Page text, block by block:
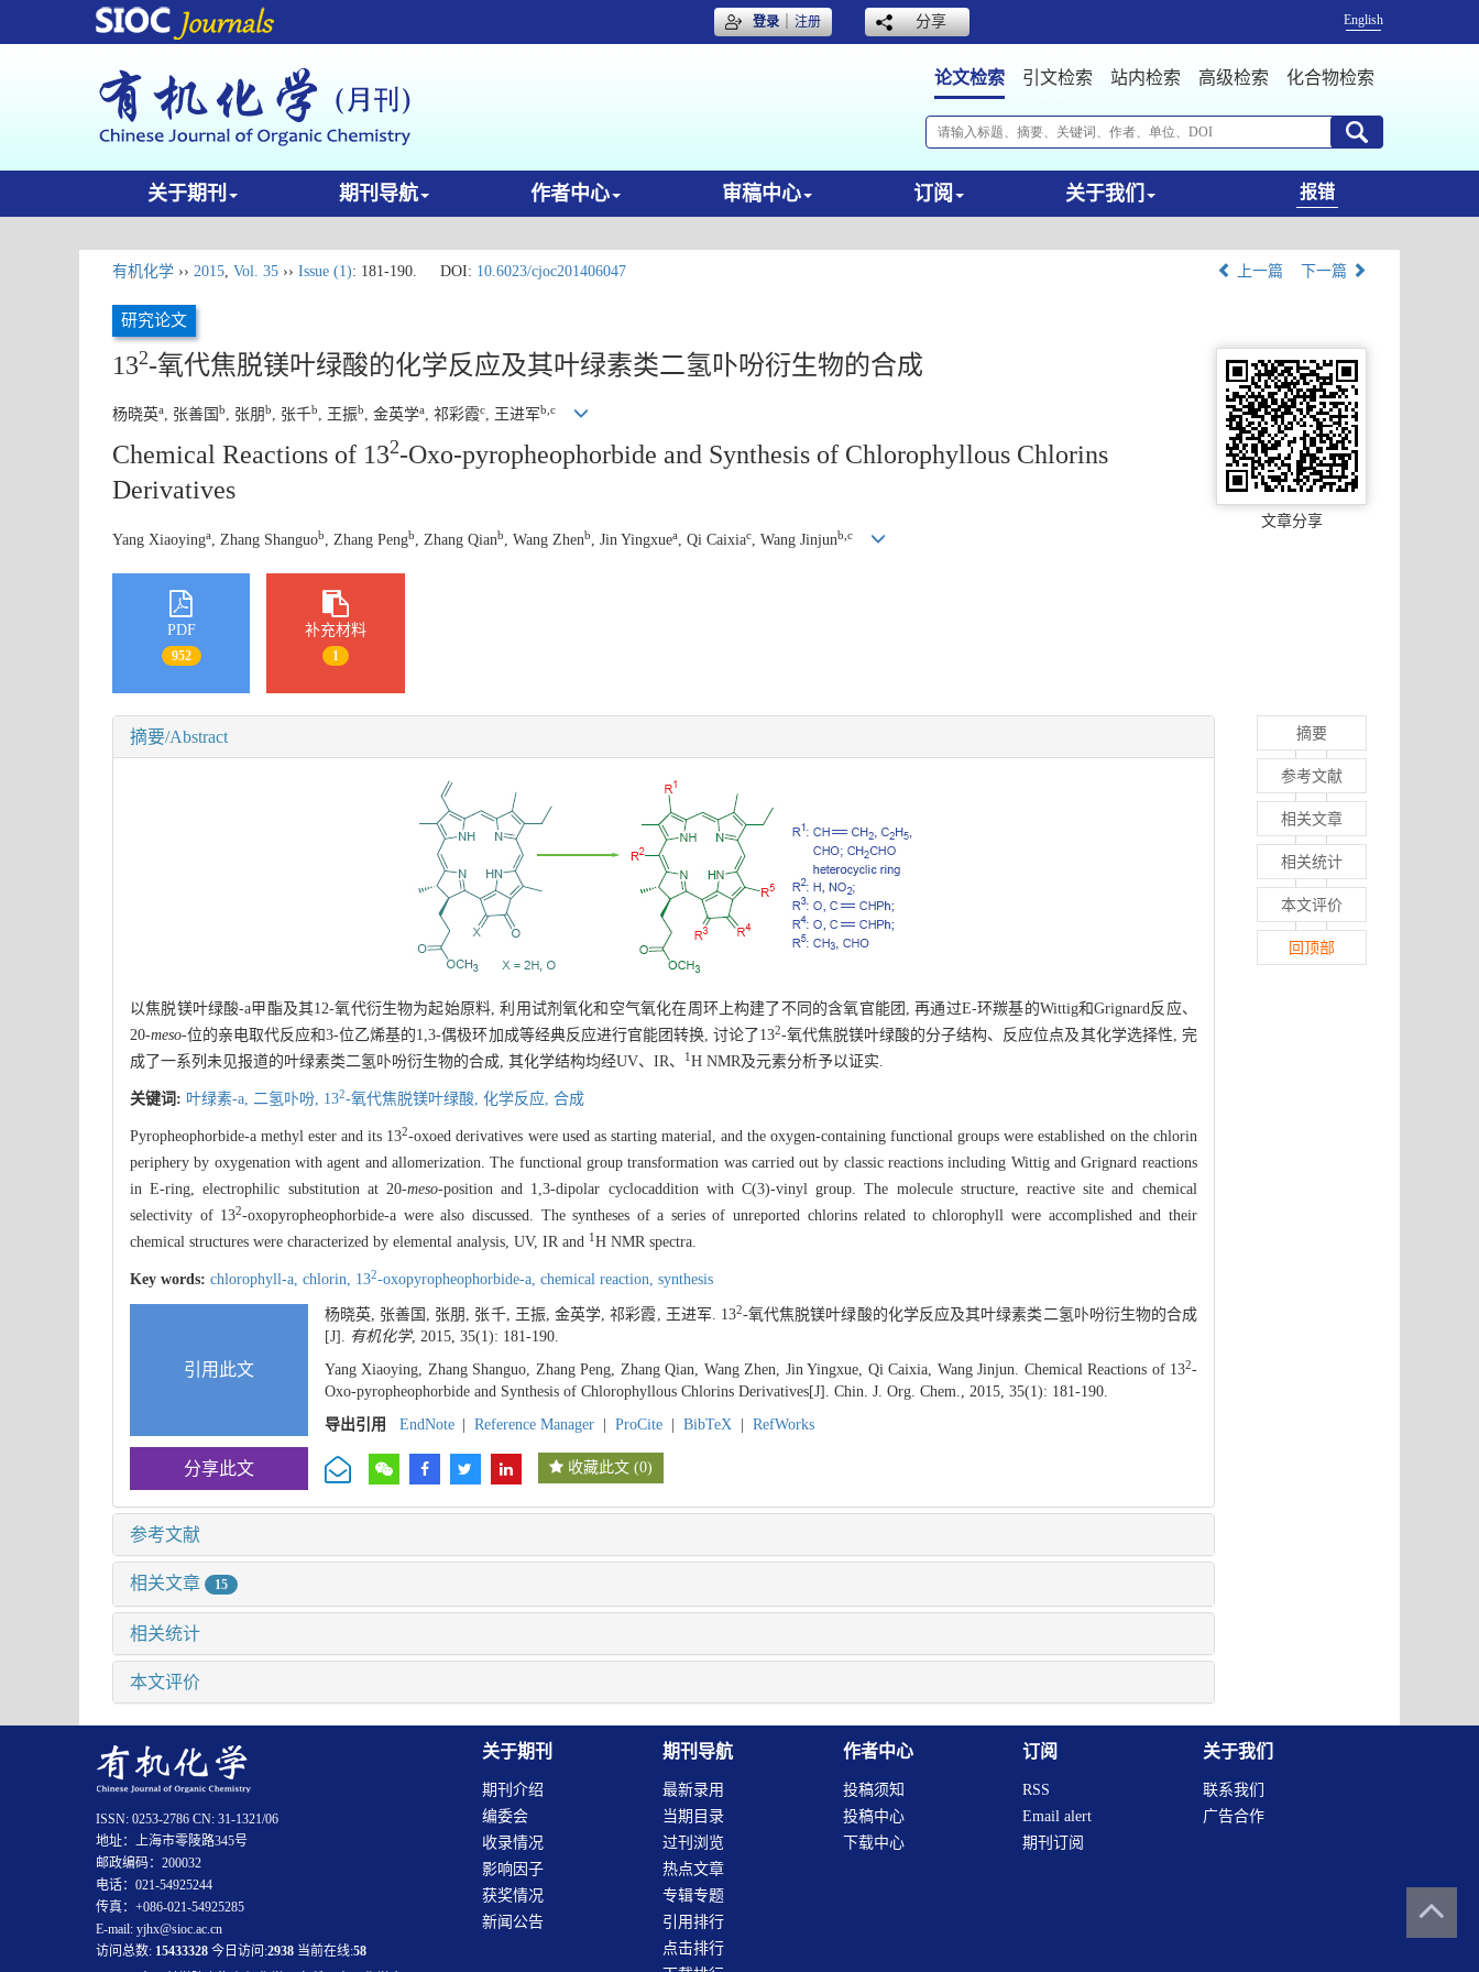
登录｜注册 分享 English
论文检索 引文检索 站内检索 高级检索 化合物检索
关于期刊 期刊导航 作者中心 审稿中心 订阅 关于我们 报错
有机化学 ›› 2015, Vol. 35 ›› Issue (1): 181-190. DOI: 10.6023/cjoc201406047 上一篇 下一篇
研究论文
132-氧代焦脱镁叶绿酸的化学反应及其叶绿素类二氢卟吩衍生物的合成
杨晓英a, 张善国 b, 张朋b, 张千b, 王振b, 金英学a, 祁彩霞c, 王进军b,c
Chemical Reactions of 132-Oxo-pyropheophorbide and Synthesis of Chlorophyllous Chlorins
Derivatives
Yang Xiaoyinga , Zhang Shanguob , Zhang Pengb , Zhang Qianb , Wang Zhenb , Jin Yingxuea , Qi Caixiac , Wang Jinjunb,c
文章分享
PDF
952
补充材料
1
摘要/Abstract
以焦脱镁叶绿酸-a甲酯及其12-氧代衍生物为起始原料, 利用试剂氧化和空气氧化在周环上构建了不同的含氧官能团, 再通过E-环羰基的Wittig和Grignard反应、
20-meso-位的亲电取代反应和3-位乙烯基的1,3-偶极环加成等经典反应进行官能团转换, 讨论了132-氧代焦脱镁叶绿酸的分子结构、反应位点及其化学选择性, 完
成了一系列未见报道的叶绿素类二氢卟吩衍生物的合成, 其化学结构均经UV、IR、
1 H NMR及元素分析予以证实.
关键词: 叶绿素-a, 二氢卟吩, 132-氧代焦脱镁叶绿酸, 化学反应, 合成
Pyropheophorbide-a methyl ester and its 132-oxoed derivatives were used as starting material, and the oxygen-containing functional groups were established on the chlorin
periphery by oxygenation with agent and allomerization. The functional group transformation was carried out by classic reactions including Wittig and Grignard reactions
in E-ring, electrophilic substitution at 20-meso-position and 1,3-dipolar cyclocaddition with C(3)-vinyl group. The molecule structure, reactive site and chemical
selectivity of 132-oxopyropheophorbide-a were also discussed. The syntheses of a series of unreported chlorins related to chlorophyll were accomplished and their
chemical structures were characterized by elemental analysis, UV, IR and
1 H NMR spectra.
Key words: chlorophyll-a, chlorin, 132-oxopyropheophorbide-a, chemical reaction, synthesis
引用此文
杨晓英, 张善国, 张朋, 张千, 王振, 金英学, 祁彩霞, 王进军. 132-氧代焦脱镁叶绿酸的化学反应及其叶绿素类二氢卟吩衍生物的合成
[J]. 有机化学, 2015, 35(1): 181-190.
Yang Xiaoying, Zhang Shanguo, Zhang Peng, Zhang Qian, Wang Zhen, Jin Yingxue, Qi Caixia, Wang Jinjun. Chemical Reactions of 132-
Oxo-pyropheophorbide and Synthesis of Chlorophyllous Chlorins Derivatives[J]. Chin. J. Org. Chem., 2015, 35(1): 181-190.
导出引用
EndNote Reference Manager ProCite BibTeX RefWorks
分享此文 收藏此文 (0)
参考文献
相关文章 15
相关统计
本文评价
摘要
参考文献
相关文章
相关统计
本文评价
回顶部
关于期刊
期刊介绍
编委会
收录情况
影响因子
获奖情况
新闻公告
期刊导航
最新录用
当期目录
过刊浏览
热点文章
专辑专题
引用排行
点击排行
作者中心
投稿须知
投稿中心
下载中心
订阅
RSS
Email alert
期刊订阅
关于我们
联系我们
广告合作
ISSN: 0253-2786 CN: 31-1321/06
地址：上海市零陵路345号
邮政编码：200032
电话：021-54925244
传真：+086-021-54925285
E-mail: yjhx@sioc.ac.cn
访问总数: 15433328 今日访问:2938 当前在线:58